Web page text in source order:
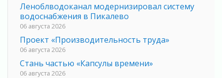
Леноблводоканал модернизировал систему
водоснабжения в Пикалево
06 августа 2026
Проект «Производительность труда»
06 августа 2026
Стань частью «Капсулы времени»
06 августа 2026